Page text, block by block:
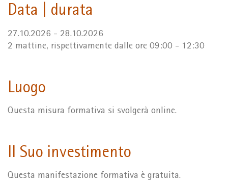
Data | durata
27.10.2026 - 28.10.2026
2 mattine, rispettivamente dalle ore 09:00 - 12:30
Luogo
Questa misura formativa si svolgerà online.
Il Suo investimento
Questa manifestazione formativa è gratuita.